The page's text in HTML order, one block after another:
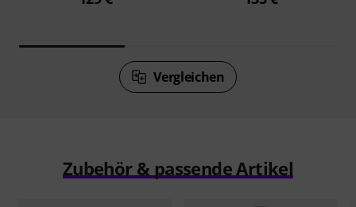
Vergleichen
Zubehör & passende Artikel